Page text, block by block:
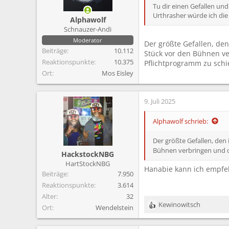
Alphawolf
Schnauzer-Andi
Moderator
Beiträge
10.112
Reaktionspunkte
10.375
Ort
Mos Eisley
Tu dir einen Gefallen
Urthrasher würde ich
Der größte Gefallen,
Stück vor den Bühnen
Pflichtprogramm zu
HackstockNBG
HartStockNBG
Beiträge
7.950
Reaktionspunkte
3.614
Alter
32
Ort
Wendelstein
9. Juli 2025
Alphawolf schrieb:
Der größte Gefallen,
Bühnen verbringen und
Hanabie kann ich
R
e
a
Kewinowitsch